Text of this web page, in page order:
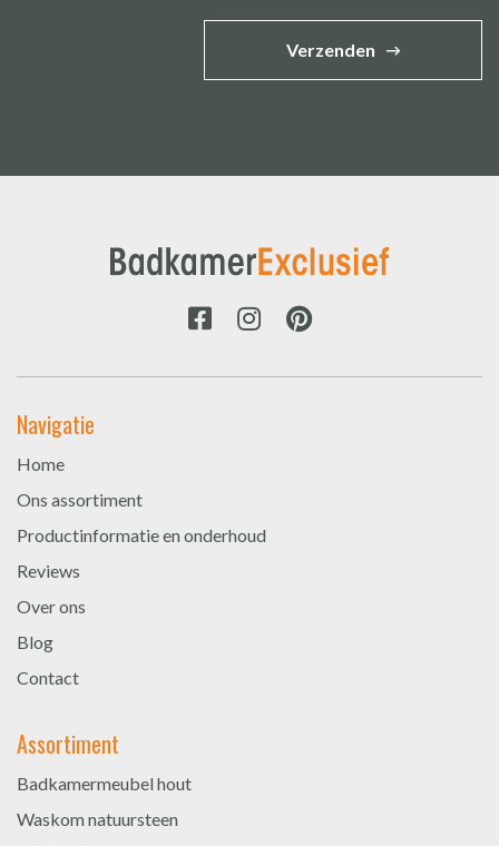
Verzenden
Navigatie
Home
Ons assortiment
Productinformatie en onderhoud
Reviews
Over ons
Blog
Contact
Assortiment
Badkamermeubel hout
Waskom natuursteen